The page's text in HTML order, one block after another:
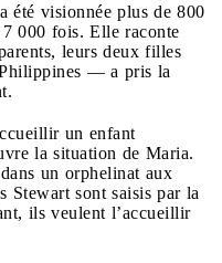
été visionnée plus de 800
000 fois. Elle raconte
leurs deux filles
— a pris la
un enfant
la situation de Maria.
un orphelinat aux
Stewart sont saisis par la
ils veulent l’accueillir